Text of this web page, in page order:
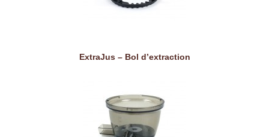
ExtraJus – Bol d’extraction